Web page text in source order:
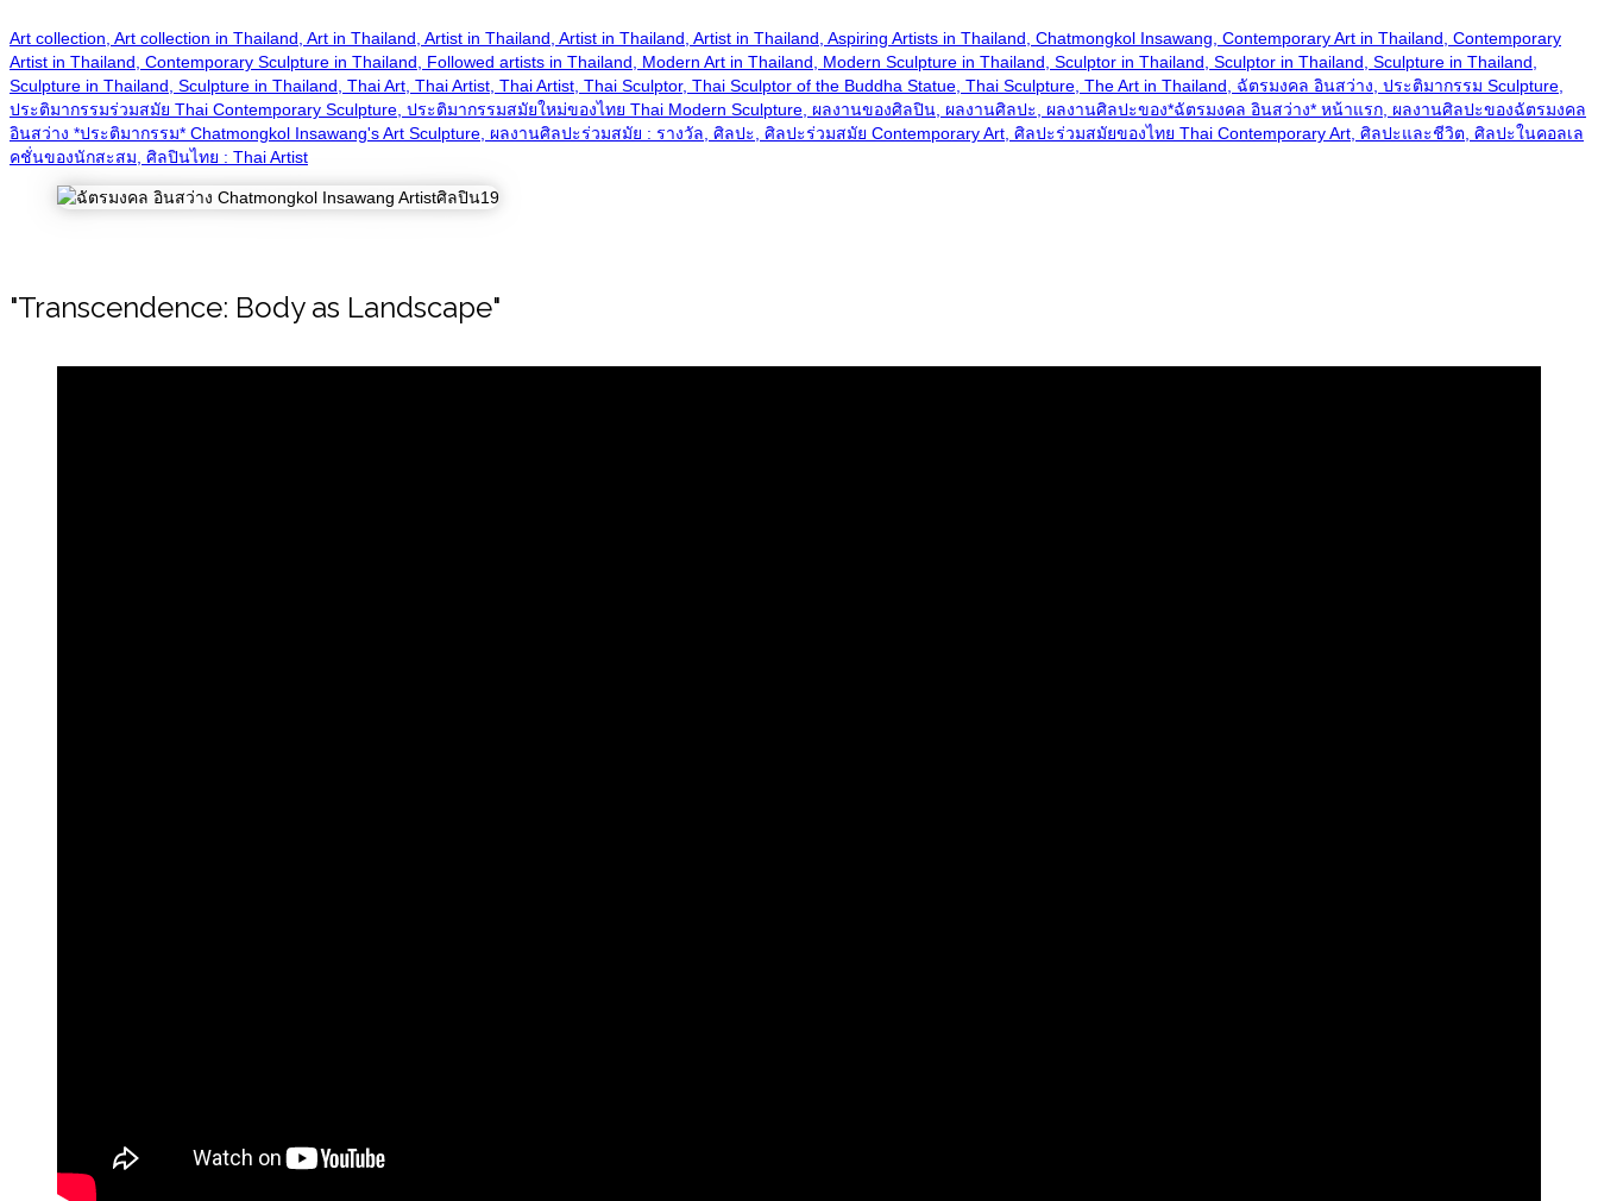
Art collection, Art collection in Thailand, Art in Thailand, Artist in Thailand, Artist in Thailand, Artist in Thailand, Aspiring Artists in Thailand, Chatmongkol Insawang, Contemporary Art in Thailand, Contemporary
Artist in Thailand, Contemporary Sculpture in Thailand, Followed artists in Thailand, Modern Art in Thailand, Modern Sculpture in Thailand, Sculptor in Thailand, Sculptor in Thailand, Sculpture in Thailand,
Sculpture in Thailand, Sculpture in Thailand, Thai Art, Thai Artist, Thai Artist, Thai Sculptor, Thai Sculptor of the Buddha Statue, Thai Sculpture, The Art in Thailand, ฉัตรมงคล อินสว่าง, ประติมากรรม Sculpture,
ประติมากรรมร่วมสมัย Thai Contemporary Sculpture, ประติมากรรมสมัยใหม่ของไทย Thai Modern Sculpture, ผลงานของศิลปิน, ผลงานศิลปะ, ผลงานศิลปะของ*ฉัตรมงคล อินสว่าง* หน้าแรก, ผลงานศิลปะของฉัตรมงคล
อินสว่าง *ประติมากรรม* Chatmongkol Insawang's Art Sculpture, ผลงานศิลปะร่วมสมัย : รางวัล, ศิลปะ, ศิลปะร่วมสมัย Contemporary Art, ศิลปะร่วมสมัยของไทย Thai Contemporary Art, ศิลปะและชีวิต, ศิลปะในคอลเล
คชั่นของนักสะสม, ศิลปินไทย : Thai Artist
"Transcendence: Body as Landscape"